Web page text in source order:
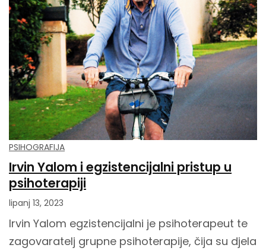
PSIHOGRAFIJA
Irvin Yalom i egzistencijalni pristup u
psihoterapiji
lipanj 13, 2023
Irvin Yalom egzistencijalni je psihoterapeut te
zagovaratelj grupne psihoterapije, čija su djela